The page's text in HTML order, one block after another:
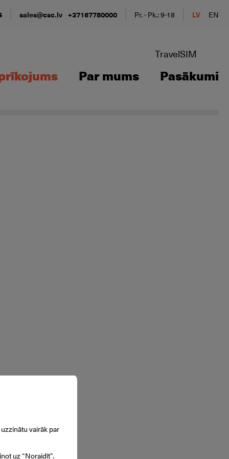
sales@csc.lv +37167780000 Pr. - Pk.: 9-18 LV EN
TravelSIM
Par mums Pasākumi
vairāk par
uz “Noraidīt”.